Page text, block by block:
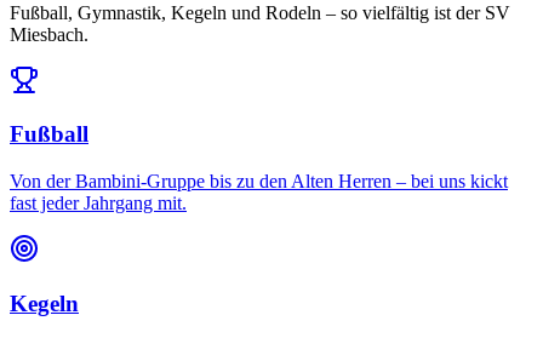
Fußball, Gymnastik, Kegeln und Rodeln – so vielfältig ist der SV
Miesbach.
Fußball
Von der Bambini-Gruppe bis zu den Alten Herren – bei uns kickt
fast jeder Jahrgang mit.
Kegeln